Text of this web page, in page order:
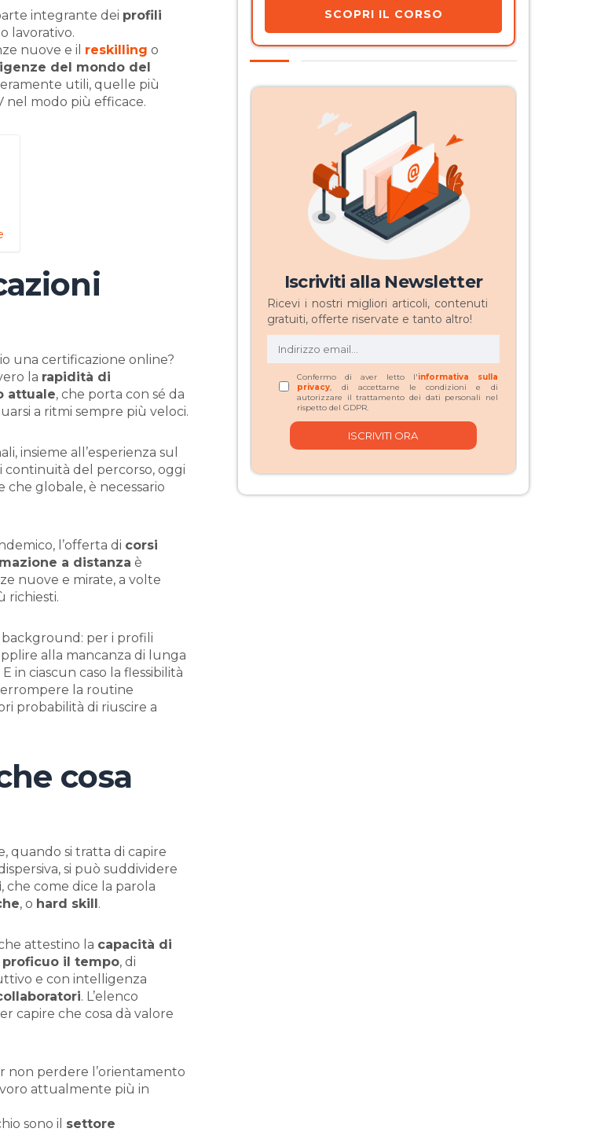
integrante dei profili
lavorativo.
nuove e il reskilling o
del mondo del
utili, quelle più
nel modo più efficace.
una certificazione online?
la rapidità di
attuale, che porta con sé da
a ritmi sempre più veloci.
insieme all’esperienza sul
continuità del percorso, oggi
che globale, è necessario
l’offerta di corsi
a distanza è
nuove e mirate, a volte
richiesti.
background: per i profili
alla mancanza di lunga
in ciascun caso la flessibilità
la routine
probabilità di riuscire a
cosa
quando si tratta di capire
si può suddividere
, che come dice la parola
, o hard skill.
attestino la capacità di
il tempo, di
e con intelligenza
. L’elenco
capire che cosa dà valore
non perdere l’orientamento
attualmente più in
sono il settore
SCOPRI IL CORSO
Iscriviti alla Newsletter
Ricevi i nostri migliori articoli, contenuti
gratuiti, offerte riservate e tanto altro!
Confermo di aver letto l'informativa sulla
privacy, di accettarne le condizioni e di
autorizzare il trattamento dei dati personali nel
rispetto del GDPR.